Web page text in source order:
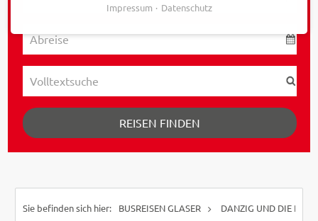
REISEN FINDEN
BUSREISEN GLASER DANZIG UND DIE
Impressum Datenschutz